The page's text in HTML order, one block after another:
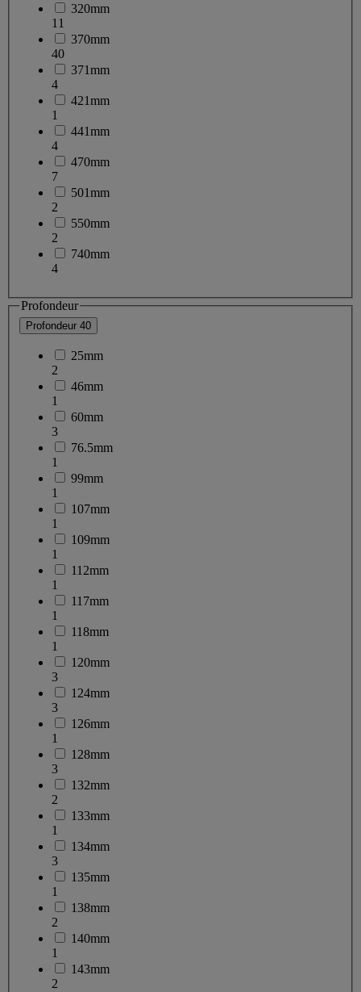
320mm
11
370mm
40
371mm
4
421mm
1
441mm
4
470mm
7
501mm
2
550mm
2
740mm
4
Profondeur
Profondeur 40
25mm
2
46mm
1
60mm
3
76.5mm
1
99mm
1
107mm
1
109mm
1
112mm
1
117mm
1
118mm
1
120mm
3
124mm
3
126mm
1
128mm
3
132mm
2
133mm
1
134mm
3
135mm
1
138mm
2
140mm
1
143mm
2